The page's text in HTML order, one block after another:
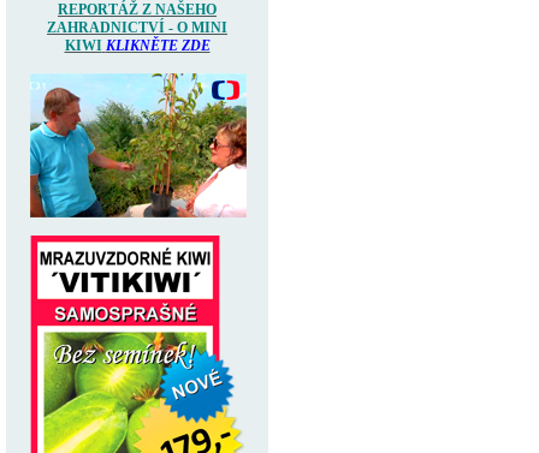
REPORTÁŽ Z NAŠEHO
ZAHRADNICTVÍ - O MINI
KIWI KLIKNĚTE ZDE